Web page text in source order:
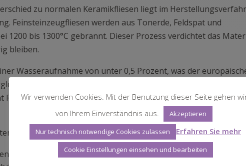
zu normalen Keramikfliesen liegt im
Feinsteinzeugfliesen werden aus Tonerde, Feldspat und
1200 bis 1300°C gebrannt. Dieser Prozess verdichtet das
bleiben.
Wasseraufnahme von unter 0,5 Prozent, was der
Normale Steingutfliesen können bis zu 10 Prozent Wasser
Feinsteinzeug besonders widerstandsfähig gegen Schmutz,
auf einen Blick:
Wir verwenden Cookies. Mit der Benutzung dieser Seite gehen
von Ihrem Einverständnis aus.
Akzeptieren
Nur technisch notwendige Cookies zulassen
Erfahren Sie mehr
Cookie Einstellungen einsehen und bearbeiten